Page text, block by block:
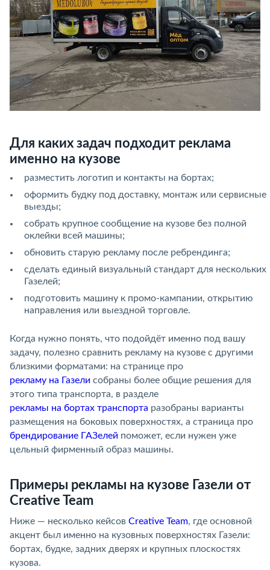
Для каких задач подходит реклама
именно на кузове
разместить логотип и контакты на бортах;
оформить будку под доставку, монтаж или сервисные
выезды;
собрать крупное сообщение на кузове без полной
оклейки всей машины;
обновить старую рекламу после ребрендинга;
сделать единый визуальный стандарт для нескольких
Газелей;
подготовить машину к промо-кампании, открытию
направления или выездной торговле.
Когда нужно понять, что подойдёт именно под вашу
задачу, полезно сравнить рекламу на кузове с другими
близкими форматами: на странице про
рекламу на Газели собраны более общие решения для
этого типа транспорта, в разделе
рекламы на бортах транспорта разобраны варианты
размещения на боковых поверхностях, а страница про
брендирование ГАЗелей поможет, если нужен уже
цельный фирменный образ машины.
Примеры рекламы на кузове Газели от
Creative Team
Ниже — несколько кейсов Creative Team, где основной
акцент был именно на кузовных поверхностях Газели:
бортах, будке, задних дверях и крупных плоскостях
кузова.